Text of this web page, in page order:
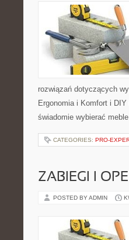
rozwiązań dotyczących
Ergonomia i Komfort i
świadomie wybierać
CATEGORIES: PRO-
ZABIEGI I
POSTED BY ADMIN